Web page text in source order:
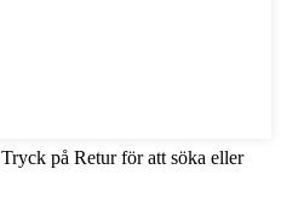
Tryck på Retur för att söka eller